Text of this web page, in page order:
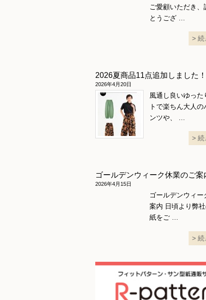
ご愛顧いただき、
とうござ …
続
2026夏商品11点追加しました！
2026年4月20日
風通し良いゆった
トで楽ちん大人
ンツや、 …
続
ゴールデンウィーク休業のご案
2026年4月15日
ゴールデンウィー
案内 日頃より弊
紙をご …
続